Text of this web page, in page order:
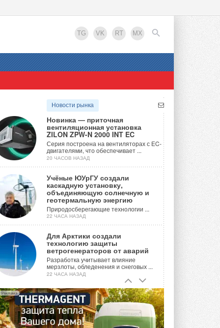
TG VK RT MX
EN
Новости рынка
Новинка — приточная
вентиляционная установка
ZILON ZPW-N 2000 INT EC
Серия построена на вентиляторах с EC-
двигателями, что обеспечивает ...
20 ЧАСОВ НАЗАД
Учёные ЮУрГУ создали
каскадную установку,
объединяющую солнечную и
геотермальную энергию
Природосберегающие технологии ...
22 ЧАСА НАЗАД
Для Арктики создали
технологию защиты
ветрогенераторов от аварий
Разработка учитывает влияние
мерзлоты, обледенения и снеговых ...
22 ЧАСА НАЗАД
Гибридный тепловой насос PV/T
с одним общим испарителем
Исследователи предложили
конструкцию двухисточникового ...
Реклама